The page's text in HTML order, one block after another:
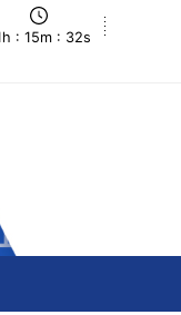
: 15m : 32s